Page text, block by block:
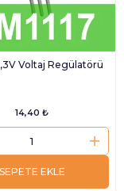
Voltaj Regülatörü
14,40 ₺
SEPETE EKLE